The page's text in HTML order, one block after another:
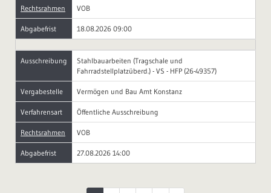
Rechtsrahmen VOB
Abgabefrist 18.08.2026 09:00
Ausschreibung
Stahlbauarbeiten (Tragschale und
Fahrradstellplatzüberd.) - VS - HFP (26-49357)
Vergabestelle Vermögen und Bau Amt Konstanz
Verfahrensart Öffentliche Ausschreibung
Rechtsrahmen VOB
Abgabefrist 27.08.2026 14:00